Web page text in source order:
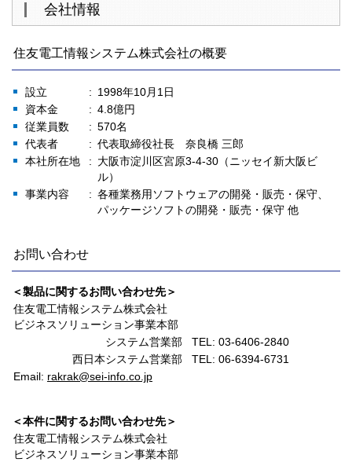
会社情報
住友電工情報システム株式会社の概要
設立
1998年10月1日
資本金
4.8億円
従業員数
570名
代表者
代表取締役社長 奈良橋 三郎
本社所在地
大阪市淀川区宮原3-4-30（ニッセイ新大阪ビ
ル）
事業内容
各種業務用ソフトウェアの開発・販売・保守、
パッケージソフトの開発・販売・保守 他
お問い合わせ
＜製品に関するお問い合わせ先＞
住友電工情報システム株式会社
ビジネスソリューション事業本部
システム営業部
TEL: 03-6406-2840
西日本システム営業部
TEL: 06-6394-6731
Email: rakrak@sei-info.co.jp
＜本件に関するお問い合わせ先＞
住友電工情報システム株式会社
ビジネスソリューション事業本部